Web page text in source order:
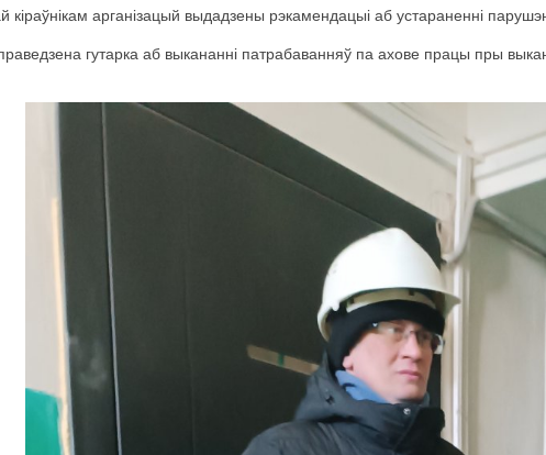
кіраўнікам арганізацый выдадзены рэкамендацыі аб устараненні
гутарка аб выкананні патрабаванняў па ахове працы пры